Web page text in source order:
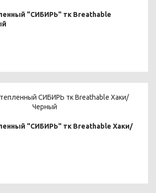
"СИБИРЬ" тк Breathable
"СИБИРЬ" тк Breathable Хаки/